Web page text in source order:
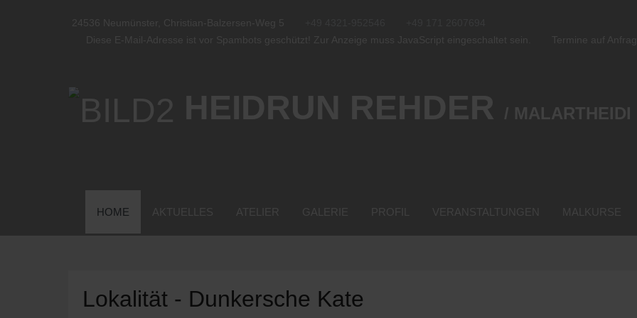
24536 Neumünster, Christian-Balzersen-Weg 5
Diese E-Mail-Adresse ist vor Spambots geschützt! Zur Anzeige muss JavaScript eingeschaltet sein.
Termine auf
HEIDRUN REHDER / MALARTHEIDI
HOME AKTUELLES ATELIER GALERIE PROFIL VERANSTALTUNGEN MALKURSE
Lokalität - Dunkersche Kate